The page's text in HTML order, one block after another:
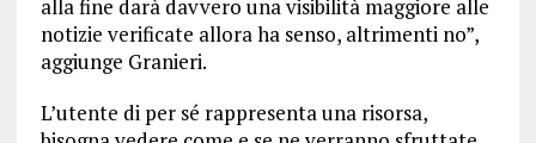
alla fine darà davvero una visibilità maggiore alle
notizie verificate allora ha senso, altrimenti no”,
aggiunge Granieri.
L’utente di per sé rappresenta una risorsa,